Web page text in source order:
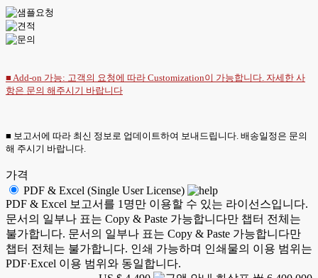
■ Add-on 가능: 고객의 요청에 따라 Customization이 가능합니다. 자세한 사
항은 문의 해주시기 바랍니다
■ 보고서에 따라 최신 정보로 업데이트하여 보내드립니다. 배송일정은 문의
해 주시기 바랍니다.
가격
PDF & Excel (Single User License)
PDF & Excel 보고서를 1명만 이용할 수 있는 라이선스입니다.
문서의 일부나 표는 Copy & Paste 가능합니다만 챕터 전체는
불가합니다. 문서의 일부나 표는 Copy & Paste 가능합니다만
챕터 전체는 불가합니다. 인쇄 가능하며 인쇄물의 이용 범위는
PDF·Excel 이용 범위와 동일합니다.